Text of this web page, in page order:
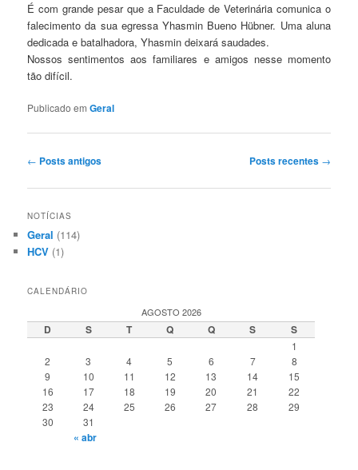
É com grande pesar que a Faculdade de Veterinária comunica o
falecimento da sua egressa Yhasmin Bueno Hübner. Uma aluna
dedicada e batalhadora, Yhasmin deixará saudades.
Nossos sentimentos aos familiares e amigos nesse momento
tão difícil.
Publicado em Geral
Navegação
posts
← Posts antigos Posts recentes →
NOTÍCIAS
Geral (114)
HCV (1)
CALENDÁRIO
AGOSTO 2026
D S T Q Q S S
1
2
3 4 5 6 7
8
9
10 11 12 13 14
15
16
17 18 19 20 21
22
23
24 25 26 27 28
29
30
31
« abr